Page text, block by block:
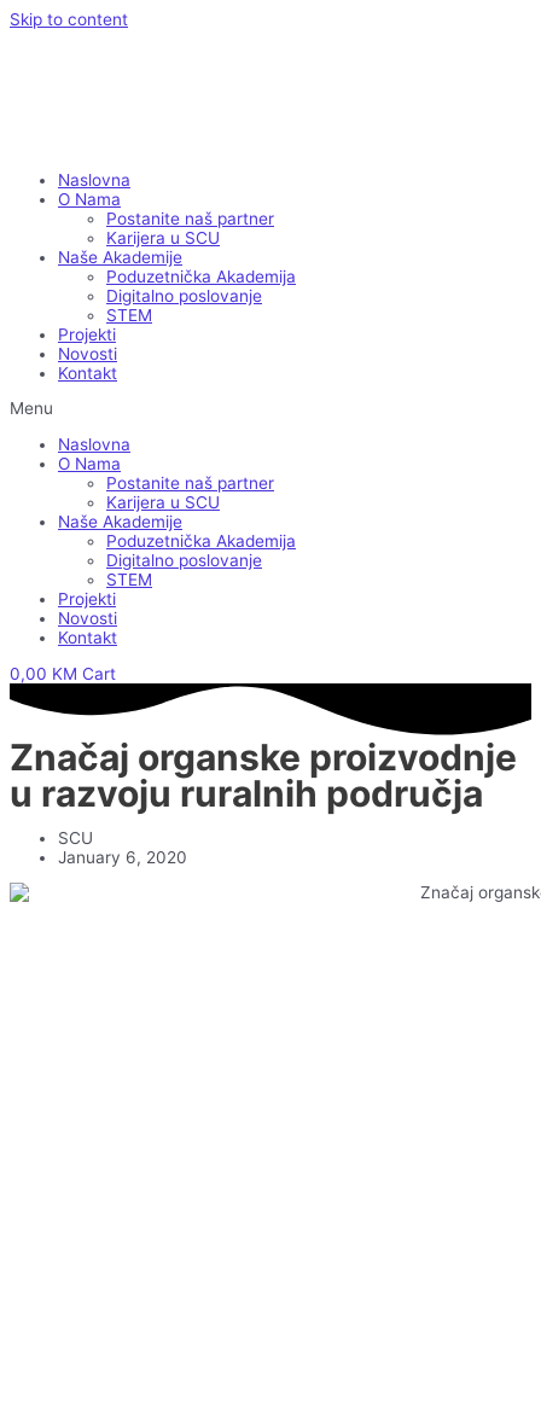
Skip to content
Naslovna
O Nama
Postanite naš partner
Karijera u SCU
Naše Akademije
Poduzetnička Akademija
Digitalno poslovanje
STEM
Projekti
Novosti
Kontakt
Menu
Naslovna
O Nama
Postanite naš partner
Karijera u SCU
Naše Akademije
Poduzetnička Akademija
Digitalno poslovanje
STEM
Projekti
Novosti
Kontakt
0,00 KM Cart
Značaj organske proizvodnje
u razvoju ruralnih područja
SCU
January 6, 2020